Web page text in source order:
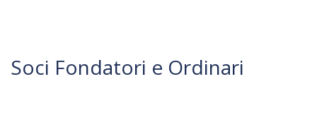
Soci Fondatori e Ordinari